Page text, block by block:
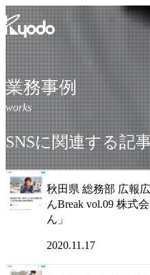
コ
ン
テ
ン
ツ
を
表
示
業務事例
SNSに関連する記
秋田県 総務部 広報
んBreak vol.09 株式
ん」
2020.11.17